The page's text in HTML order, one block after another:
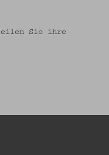
teilen Sie ihre